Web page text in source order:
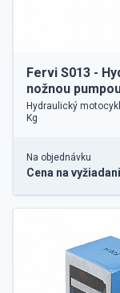
Fervi S013 -
nožnou
Hydraulický
Kg
Na objednávku
Cena na